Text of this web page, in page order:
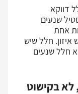
דווקא
שנעים
אחת
איזון. חלל שיש
חלל שנעים
לא בקישוט